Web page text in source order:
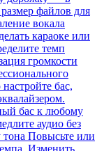
файлов для
вокала
караоке или
темп
громкости
бас,
бас к любому
аудио без
Повысьте или
Изменить